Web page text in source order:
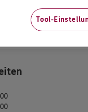
Tool-